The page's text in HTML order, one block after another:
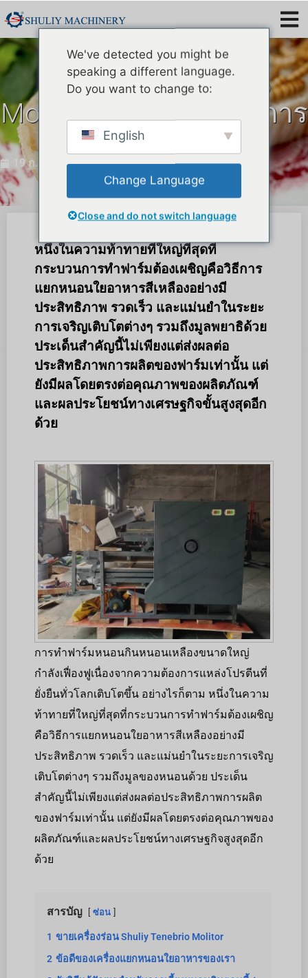
เครื่องร่อน Tenebrio
Molitor ที่ดีที่สุดสำหรับการ
ทำฟาร์มขนาดใหญ่
19 ก.พ. 2567
หนึ่งในความท้าทายที่ใหญ่ที่สุดที่
กระบวนการทำฟาร์มต้องเผชิญคือวิธีการ
แยกหนอนใยอาหารสีเหลืองอย่างมี
ประสิทธิภาพ รวดเร็ว และแม่นยำในระยะ
การเจริญเติบโตต่างๆ รวมถึงมูลพยาธิด้วย
ประเด็นสำคัญนี้ไม่เพียงแต่ส่งผลต่อ
ประสิทธิภาพการผลิตของฟาร์มเท่านั้น แต่
ยังมีผลโดยตรงต่อคุณภาพของผลิตภัณฑ์
และผลประโยชน์ทางเศรษฐกิจขั้นสูงสุดอีก
ด้วย
การทำฟาร์มหนอนกินหนอนเหลืองขนาดใหญ่
กำลังเฟื่องฟูเนื่องจากความต้องการแหล่งโปรตีนที่
ยั่งยืนทั่วโลกเติบโตขึ้น อย่างไรก็ตาม หนึ่งในความ
ท้าทายที่ใหญ่ที่สุดที่กระบวนการทำฟาร์มต้องเผชิญ
คือวิธีการแยกหนอนใยอาหารสีเหลืองอย่างมี
ประสิทธิภาพ รวดเร็ว และแม่นยำในระยะการเจริญ
เติบโตต่างๆ รวมถึงมูลของหนอนด้วย ประเด็น
สำคัญนี้ไม่เพียงแต่ส่งผลต่อประสิทธิภาพการผลิต
ของฟาร์มเท่านั้น แต่ยังมีผลโดยตรงต่อคุณภาพของ
ผลิตภัณฑ์และผลประโยชน์ทางเศรษฐกิจสูงสุดอีก
ด้วย
สารบัญ ซ่อน
1 ขายเครื่องร่อน Shuliy Tenebrio Molitor
2 ข้อดีของเครื่องแยกหนอนใยอาหารของเรา
We've detected you might be
speaking a different language.
Do you want to change to:
English
Change Language
Close and do not switch language